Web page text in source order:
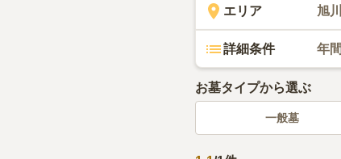
エリア 旭
詳細条件 年
お墓タイプから選ぶ
一般墓